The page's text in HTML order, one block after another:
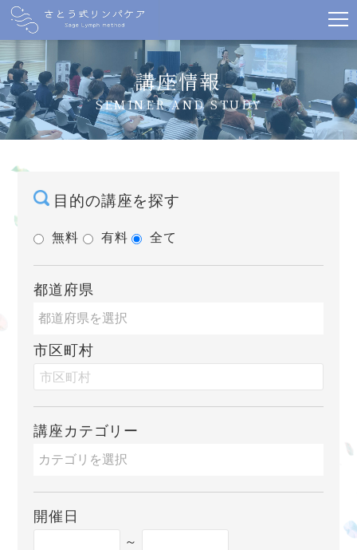
講座情報
SEMINER AND STUDY
目的の講座を探す
無料 有料 全て
都道府県
市区町村
講座カテゴリー
開催日
～